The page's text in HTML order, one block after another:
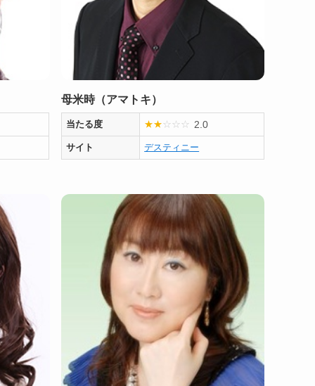
母米時（アマトキ）
当たる度 ★★☆☆☆ 2.0
サイト デスティニー